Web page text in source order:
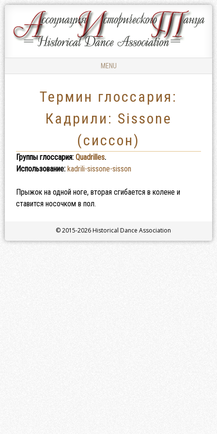
АССОЦИАЦИЯ
ИСТОРИЧЕСКОГО
Ассоциация
Исторического
Танца
MENU
Термин глоссария:
Кадрили: Sissone
(сиссон)
Группы глоссария: Quadrilles.
Использование: kadrili-sissone-sisson
Прыжок на одной ноге, вторая сгибается в колене и
ставится носочком в пол.
© 2015-2026 Historical Dance Association